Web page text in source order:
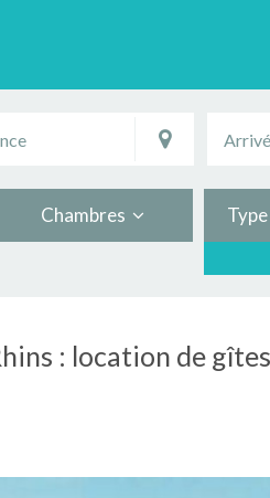
Chambres
: location de